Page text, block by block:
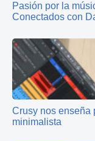
Pasión por la
Conectados con
Crusy nos enseña
minimalista